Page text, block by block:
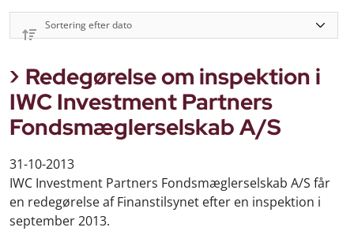
Redegørelse om inspektion i
IWC Investment Partners
Fondsmæglerselskab A/S
31-10-2013
IWC Investment Partners Fondsmæglerselskab A/S får
en redegørelse af Finanstilsynet efter en inspektion i
september 2013.